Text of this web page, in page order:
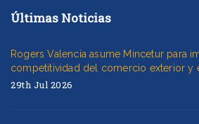
Últimas Noticias
Rogers Valencia asume Mincetur para
competitividad del comercio exterior y
29th Jul 2026